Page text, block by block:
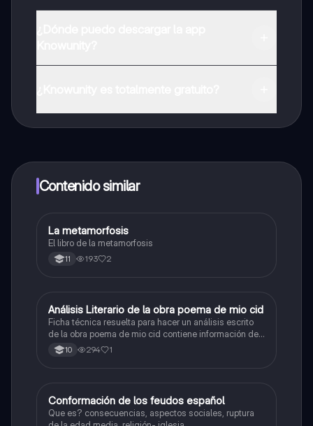
a determinadas funciones.
Contenido similar
Lengua Castellana
La metamorfosis
El libro de la metamorfosis
11 193 2
Lengua Castellana
Análisis Literario de la obra poema de mio cid
Ficha técnica resuelta para hacer un análisis escrito
de la obra poema de mio cid contiene información de
la obra y opiniones personales.
10 294 1
Lengua Castellana
Conformación de los feudos español
Que es? consecuencias, aspectos sociales, ruptura